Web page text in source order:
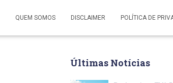
QUEM SOMOS DISCLAIMER POLÍTICA DE
Últimas Notícias